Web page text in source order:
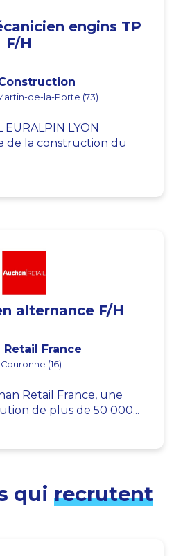
engins TP
F/H
de-la-Porte (73)
EURALPIN LYON
de la construction du
alternance F/H
Retail France
(16)
Retail France, une
de plus de 50 000...
qui recrutent